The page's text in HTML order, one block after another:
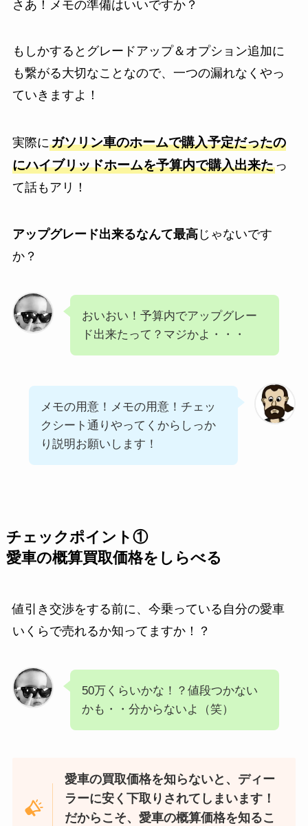
さあ！メモの準備はいいですか？
もしかするとグレードアップ＆オプション追加に
も繋がる大切なことなので、一つの漏れなくやっ
ていきますよ！
実際にガソリン車のホームで購入予定だったの
にハイブリッドホームを予算内で購入出来たっ
て話もアリ！
アップグレード出来るなんて最高じゃないです
か？
おいおい！予算内でアップグレー
ド出来たって？マジかよ・・・
メモの用意！メモの用意！チェッ
クシート通りやってくからしっか
り説明お願いします！
チェックポイント①
愛車の概算買取価格をしらべる
値引き交渉をする前に、今乗っている自分の愛車
いくらで売れるか知ってますか！？
50万くらいかな！？値段つかない
かも・・分からないよ（笑）
愛車の買取価格を知らないと、ディー
ラーに安く下取りされてしまいます！
だからこそ、愛車の概算価格を知るこ